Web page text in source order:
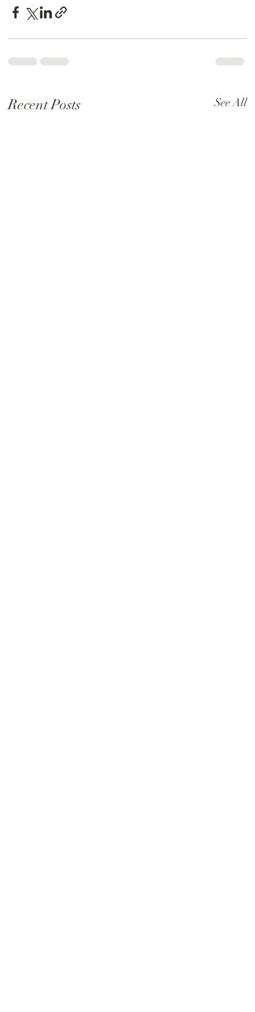
Recent Posts See All